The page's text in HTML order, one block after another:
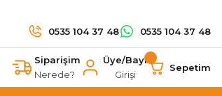
0535 104 37 48 0535 104 37 48
Siparişim
Nerede?
Üye/Bayi
Girişi
Sepetim